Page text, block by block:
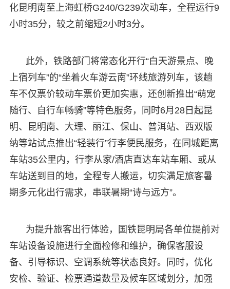
化昆明南至上海虹桥G240/G239次动车，全程运行9
小时35分，较之前缩短2小时3分。
此外，铁路部门将常态化开行“白天游景点、晚
上宿列车”的“坐着火车游云南”环线旅游列车，该趟
车不仅票价较动车票价更加实惠，还创新推出“萌宠
随行、自行车畅骑”等特色服务，同时6月28日起昆
明、昆明南、大理、丽江、保山、普洱站、西双版
纳等站试点推出“轻装行”行李便民服务，在同城距离
车站35公里内，行李从家/酒店直达车站车厢、或从
车站送到目的地，全程专人搬运，切实满足旅客暑
期多元化出行需求，串联暑期“诗与远方”。
为提升旅客出行体验，国铁昆明局各单位提前对
车站设备设施进行全面检修和维护，确保客服设
备、引导标识、空调系统等状态良好。同时，优化
安检、验证、检票通道数量及候车区域划分，加强